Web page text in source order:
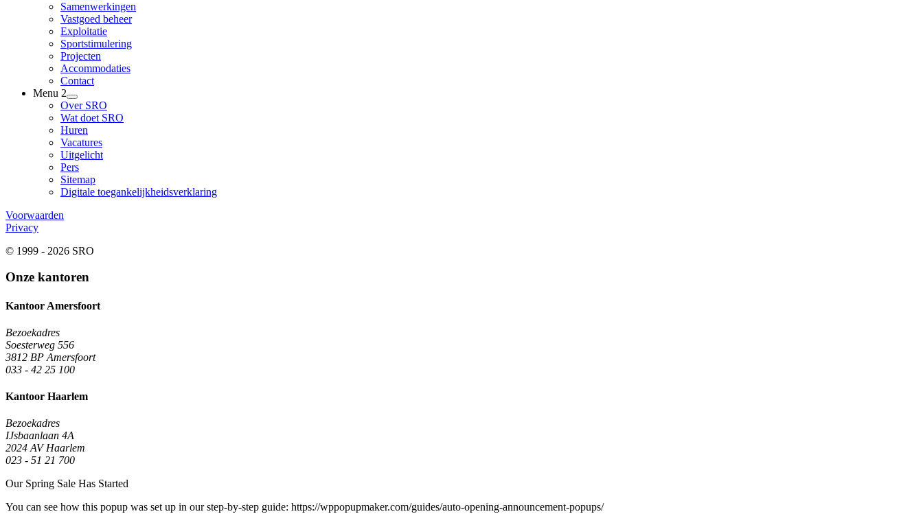
Samenwerkingen
Vastgoed beheer
Exploitatie
Sportstimulering
Projecten
Accommodaties
Contact
Menu 2
Over SRO
Wat doet SRO
Huren
Vacatures
Uitgelicht
Pers
Sitemap
Digitale toegankelijkheidsverklaring
Voorwaarden
Privacy
© 1999 - 2026 SRO
Onze kantoren
Kantoor Amersfoort
Bezoekadres
Soesterweg 556
3812 BP Amersfoort
033 - 42 25 100
Kantoor Haarlem
Bezoekadres
IJsbaanlaan 4A
2024 AV Haarlem
023 - 51 21 700
Our Spring Sale Has Started
You can see how this popup was set up in our step-by-step guide: https://wppopupmaker.com/guides/auto-opening-announcement-popups/